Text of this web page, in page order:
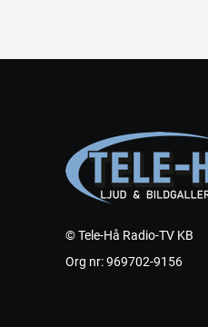
© Tele-Hå Radio-TV KB
Org nr: 969702-9156